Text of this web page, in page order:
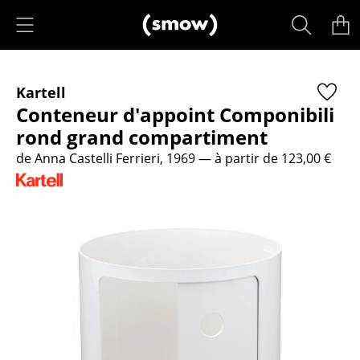
Sièges
Chaises de cuisine & salle à manger
Canapés
Fauteuils lounge
Chaises
Kartell
Conteneur d'appoint Componibili
rond grand compartiment
de Anna Castelli Ferrieri, 1969— à partir de 123,00 €